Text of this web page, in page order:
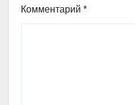
Комментарий *